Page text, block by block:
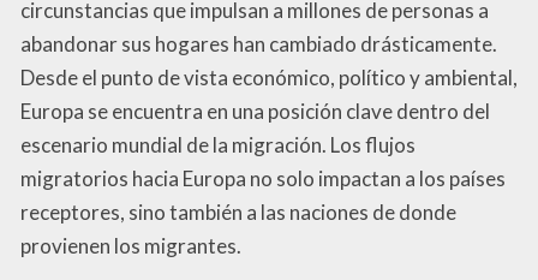
circunstancias que impulsan a millones de personas a
abandonar sus hogares han cambiado drásticamente.
Desde el punto de vista económico, político y ambiental,
Europa se encuentra en una posición clave dentro del
escenario mundial de la migración. Los flujos
migratorios hacia Europa no solo impactan a los países
receptores, sino también a las naciones de donde
provienen los migrantes.